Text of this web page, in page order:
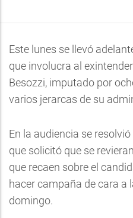
Este lunes se llevó
que involucra al
Besozzi, imputado por
varios jerarcas de su
En la audiencia se
que solicitó que se
que recaen sobre el
hacer campaña de cara a
domingo.